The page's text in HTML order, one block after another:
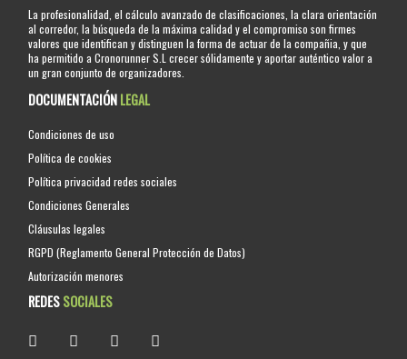
La profesionalidad, el cálculo avanzado de clasificaciones, la clara orientación
al corredor, la búsqueda de la máxima calidad y el compromiso son firmes
valores que identifican y distinguen la forma de actuar de la compañia, y que
ha permitido a Cronorunner S.L crecer sólidamente y aportar auténtico valor a
un gran conjunto de organizadores.
DOCUMENTACIÓNLEGAL
Condiciones de uso
Política de cookies
Política privacidad redes sociales
Condiciones Generales
Cláusulas legales
RGPD (Reglamento General Protección de Datos)
Autorización menores
REDESSOCIALES